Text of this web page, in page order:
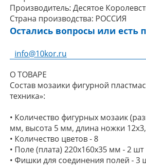
Производитель: Десятое
Страна производства: РОССИЯ
Остались вопросы или есть
info@10kor.ru
О ТОВАРЕ
Состав мозаики фигурной
техника»:
• Количество фигурных мозаик
мм, высота 5 мм, длина ножки
• Количество цветов - 8
• Поле (плата) 220х160х35 мм - 2 шт
• Фишки для соединения полей - 3